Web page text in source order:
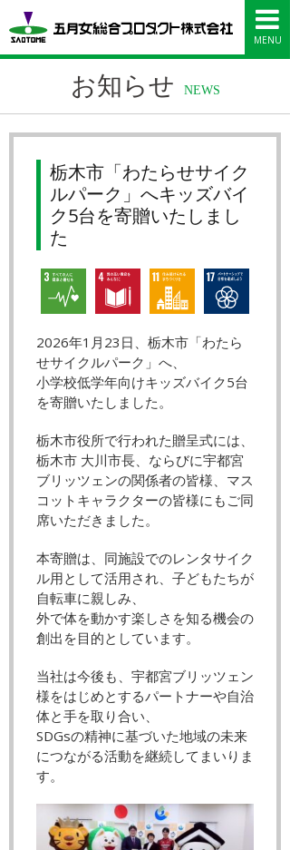
五
MENU
お知らせ NEWS
栃木市「わたらせサイク
ルパーク」へキッズバイ
ク5台を寄贈いたしまし
た
2026年1月23日、栃木市「わたら
せサイクルパーク」へ、
小学校低学年向けキッズバイク5台
を寄贈いたしました。
栃木市役所で行われた贈呈式には、
栃木市 大川市長、ならびに宇都宮
ブリッツェンの関係者の皆様、マス
コットキャラクターの皆様にもご同
席いただきました。
本寄贈は、同施設でのレンタサイク
ル用として活用され、子どもたちが
自転車に親しみ、
外で体を動かす楽しさを知る機会の
創出を目的としています。
当社は今後も、宇都宮ブリッツェン
様をはじめとするパートナーや自治
体と手を取り合い、
SDGsの精神に基づいた地域の未来
につながる活動を継続してまいりま
す。